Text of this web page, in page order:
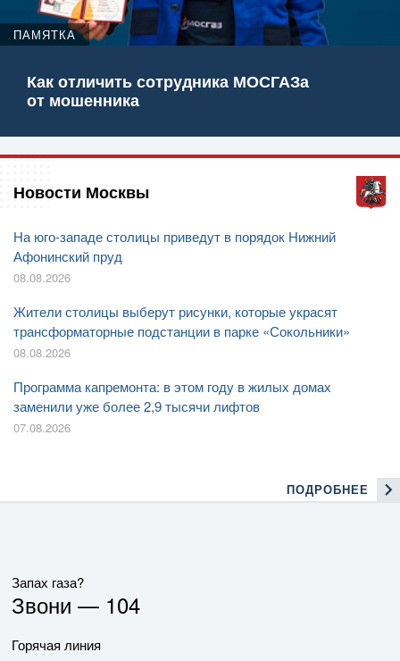
ПАМЯТКА
Как отличить сотрудника МОСГАЗа
от мошенника
Новости Москвы
На юго-западе столицы приведут в порядок Нижний
Афонинский пруд
08.08.2026
Жители столицы выберут рисунки, которые украсят
трансформаторные подстанции в парке «Сокольники»
08.08.2026
Программа капремонта: в этом году в жилых домах
заменили уже более 2,9 тысячи лифтов
07.08.2026
ПОДРОБНЕЕ
Запах газа?
Звони — 104
Горячая линия